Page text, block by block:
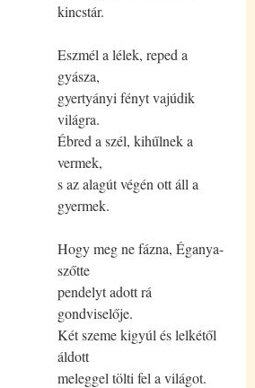
kincstár.
Eszmél a lélek, reped a
gyásza,
gyertyányi fényt vajúdik
világra.
Ébred a szél, kihűlnek a
vermek,
s az alagút végén ott áll a
gyermek.
Hogy meg ne fázna, Éganya-
szőtte
pendelyt adott rá
gondviselője.
Két szeme kigyúl és lelkétől
áldott
meleggel tölti fel a világot.